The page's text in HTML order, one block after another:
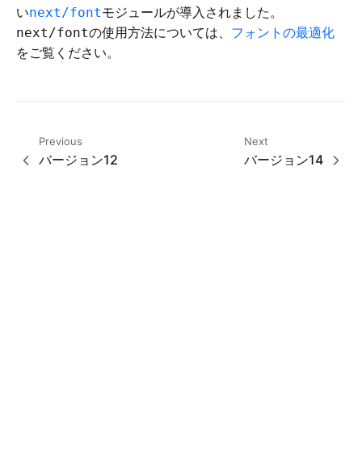
いnext/fontモジュールが導入されました。
next/fontの使用方法については、 フォントの最適化
をご覧ください。
Previous
バージョン12
Next
バージョン14